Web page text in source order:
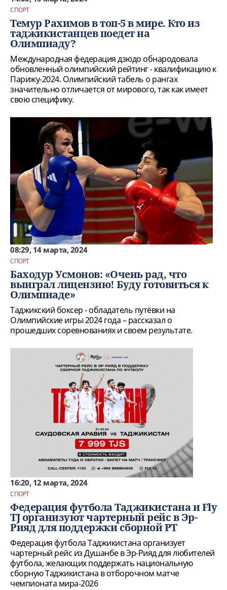
СПОРТ
Темур Рахимов в топ-5 в мире. Кто из
таджикистанцев поедет на
Олимпиаду?
Международная федерация дзюдо обнародовала
обновленный олимпийский рейтинг - квалификацию к
Парижу-2024. Олимпийский табель о рангах
значительно отличается от мирового, так как имеет
свою специфику.
08:29, 14 марта, 2024
СПОРТ
Баходур Усмонов: «Очень рад, что
выиграл лицензию! Буду готовиться к
Олимпиаде»
Таджикский боксер - обладатель путёвки на
Олимпийские игры 2024 года – рассказал о
прошедших соревнованиях и своем результате.
16:20, 12 марта, 2024
СПОРТ
Федерация футбола Таджикистана и Fly
TJ организуют чартерный рейс в Эр-
Рияд для поддержки сборной РТ
Федерация футбола Таджикистана организует
чартерный рейс из Душанбе в Эр-Рияд для любителей
футбола, желающих поддержать национальную
сборную Таджикистана в отборочном матче
чемпионата мира-2026